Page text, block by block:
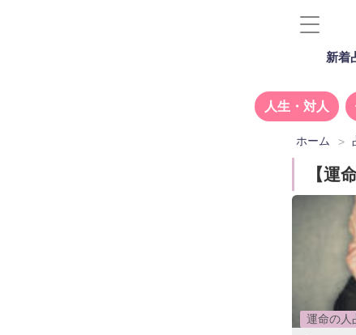
新着
人生・対人
ホーム
【運
運命の人